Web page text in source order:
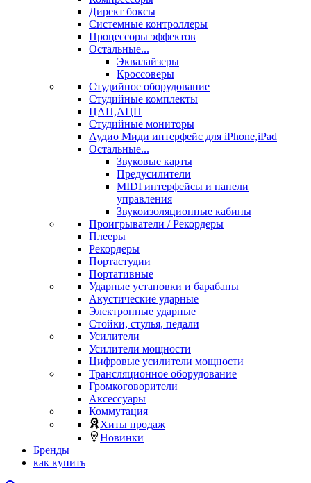
Директ боксы
Системные контроллеры
Процессоры эффектов
Остальные...
Эквалайзеры
Кроссоверы
Студийное оборудование
Студийные комплекты
ЦАП,АЦП
Студийные мониторы
Аудио Миди интерфейс для iPhone,iPad
Остальные...
Звуковые карты
Предусилители
MIDI интерфейсы и панели
управления
Звукоизоляционные кабины
Проигрыватели / Рекордеры
Плееры
Рекордеры
Портастудии
Портативные
Ударные установки и барабаны
Акустические ударные
Электронные ударные
Стойки, стулья, педали
Усилители
Усилители мощности
Цифровые усилители мощности
Трансляционное оборудование
Громкоговорители
Аксессуары
Коммутация
Хиты продаж
Новинки
Бренды
как купить